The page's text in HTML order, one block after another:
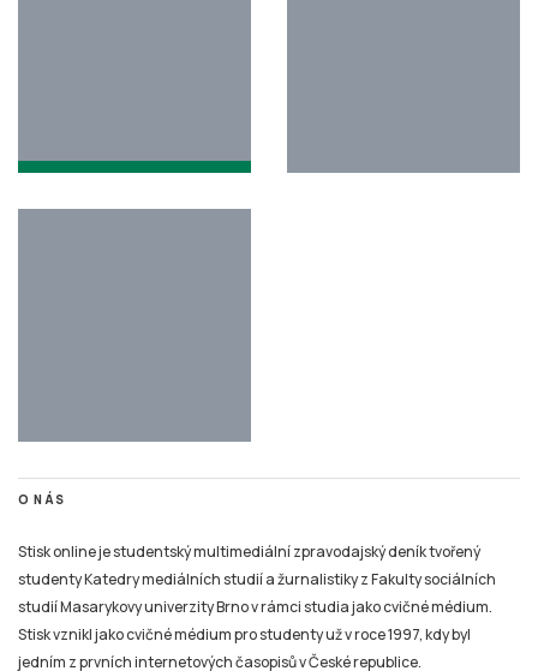
O NÁS
Stisk online je studentský multimediální zpravodajský deník tvořený
studií Masarykovy univerzity Brno v rámci studia jako cvičné médium.
Stisk vznikl jako cvičné médium pro studenty už v roce 1997, kdy byl
jedním z prvních internetových časopisů v České republice.
Na portálu zájemci najdou studentský deník Stisk Online, Rádio Stisk, TV
Stisk a také výstupy některých dalších žurnalistických kurzů (s přesahem